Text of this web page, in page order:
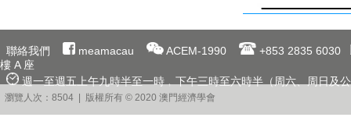
聯絡我們 meamacau ACEM-1990
+853 2835 6030
樓 A 座
週一至週五上午九時半至一時﹐下午三時至六時半（周六、周日及
瀏覽人次：8504 | 版權所有 © 2020 澳門經濟學會